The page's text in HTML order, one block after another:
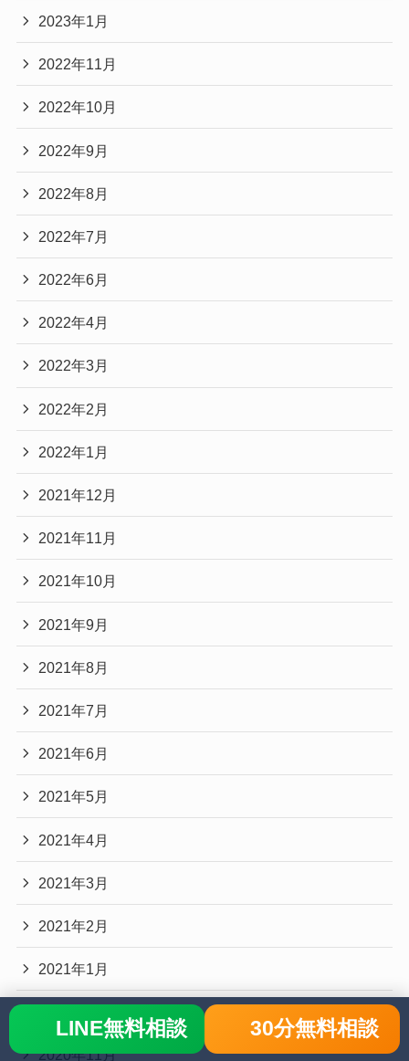
2023年1月
2022年11月
2022年10月
2022年9月
2022年8月
2022年7月
2022年6月
2022年4月
2022年3月
2022年2月
2022年1月
2021年12月
2021年11月
2021年10月
2021年9月
2021年8月
2021年7月
2021年6月
2021年5月
2021年4月
2021年3月
2021年2月
2021年1月
2020年11月
LINE無料相談 30分無料相談